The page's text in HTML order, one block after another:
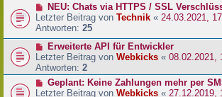
NEU: Chats via HTTPS / SSL
Letzter Beitrag von Technik « 24.03.2021,
Antworten: 25
Erweiterte API für Entwickler
Letzter Beitrag von Webkicks « 08.02.2021,
Antworten: 2
Geplant: Keine Zahlungen mehr per
Letzter Beitrag von Webkicks « 27.12.2019,